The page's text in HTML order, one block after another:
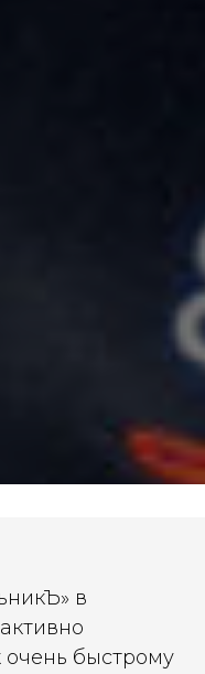
в
очень быстрому